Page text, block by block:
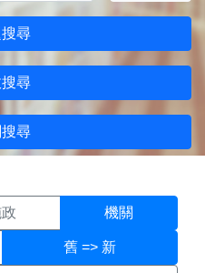
尋
尋
尋
頁面
機關
舊 => 新